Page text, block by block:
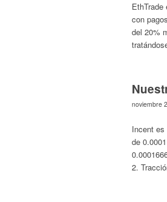
con
del 20%
noviembre
Incent es
de
2.